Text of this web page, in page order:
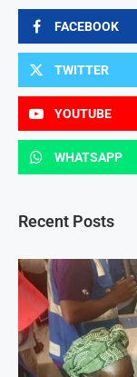
FACEBOOK
TWITTER
YOUTUBE
WHATSAPP
Recent Posts